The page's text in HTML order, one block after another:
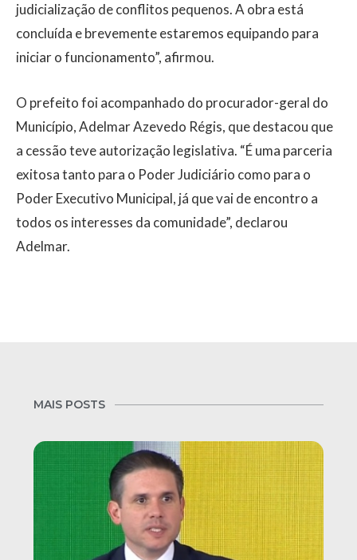
judicialização de conflitos pequenos. A obra está
concluída e brevemente estaremos equipando para
iniciar o funcionamento”, afirmou.
O prefeito foi acompanhado do procurador-geral do
Município, Adelmar Azevedo Régis, que destacou que
a cessão teve autorização legislativa. “É uma parceria
exitosa tanto para o Poder Judiciário como para o
Poder Executivo Municipal, já que vai de encontro a
todos os interesses da comunidade”, declarou
Adelmar.
MAIS POSTS